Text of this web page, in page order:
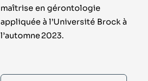
maîtrise en gérontologie
appliquée à l’Université Brock à
l’automne 2023.